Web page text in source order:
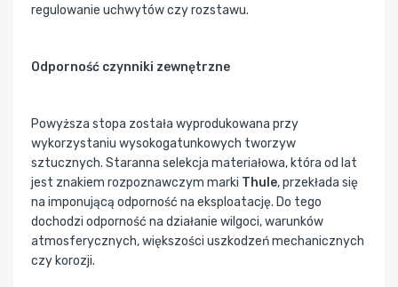
regulowanie uchwytów czy rozstawu.
Odporność czynniki zewnętrzne
Powyższa stopa została wyprodukowana przy
wykorzystaniu wysokogatunkowych tworzyw
sztucznych. Staranna selekcja materiałowa, która od lat
jest znakiem rozpoznawczym marki Thule, przekłada się
na imponującą odporność na eksploatację. Do tego
dochodzi odporność na działanie wilgoci, warunków
atmosferycznych, większości uszkodzeń mechanicznych
czy korozji.